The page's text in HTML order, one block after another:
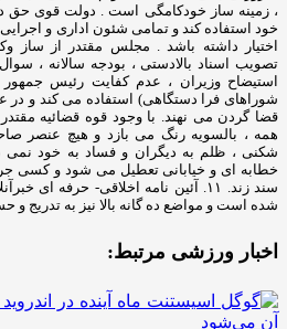
اخبار ورزشی مرتبط: